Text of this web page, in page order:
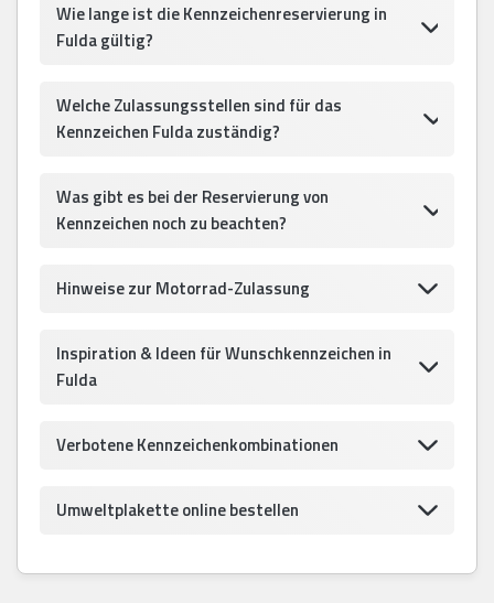
Wie lange ist die Kennzeichenreservierung in
Fulda gültig?
Welche Zulassungsstellen sind für das
Kennzeichen Fulda zuständig?
Was gibt es bei der Reservierung von
Kennzeichen noch zu beachten?
Hinweise zur Motorrad-Zulassung
Inspiration & Ideen für Wunschkennzeichen in
Fulda
Verbotene Kennzeichenkombinationen
Umweltplakette online bestellen